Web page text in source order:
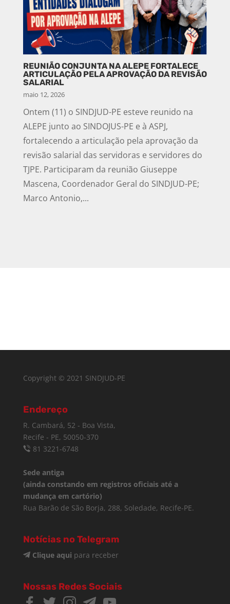
REUNIÃO CONJUNTA NA ALEPE FORTALECE
ARTICULAÇÃO PELA APROVAÇÃO DA REVISÃO
SALARIAL
maio 12, 2026
Ontem (11) o SINDJUD-PE esteve reunido na
ALEPE junto ao SINDOJUS-PE e à ASPJ,
fortalecendo a articulação pela aprovação da
revisão salarial das servidoras e servidores do
TJPE. Participaram da reunião Giuseppe
Mascena, Coordenador Geral do SINDJUD-PE;
Marco Antonio,...
Copyright © 2021 SINDJUD-PE
Endereço
R. Cambará, 52 - Boa Vista,
Recife - PE, 50050-370
81 3221-6748
Sede antiga
(ainda constando em registros oficiais até a
mudança em cartório)
Rua Barão de São Borja, 288, Soledade, Recife-PE.
Notícias no Telegram
Clique aqui para receber
Nossas Redes Sociais